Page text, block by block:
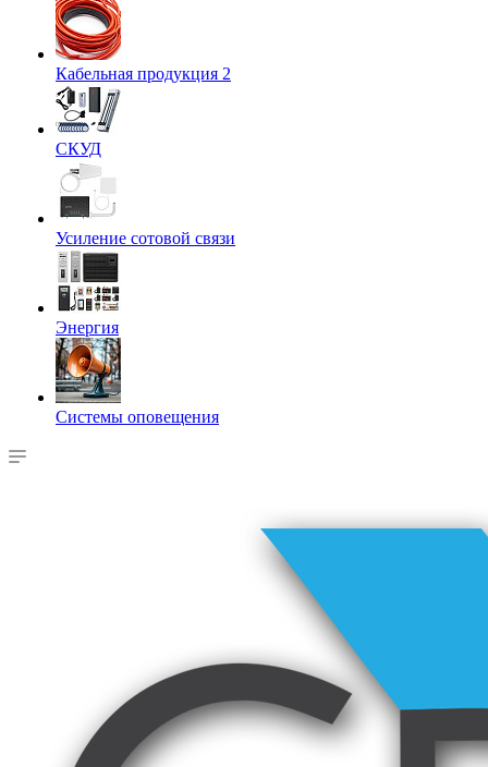
Кабельная продукция 2
СКУД
Усиление сотовой связи
Энергия
Системы оповещения